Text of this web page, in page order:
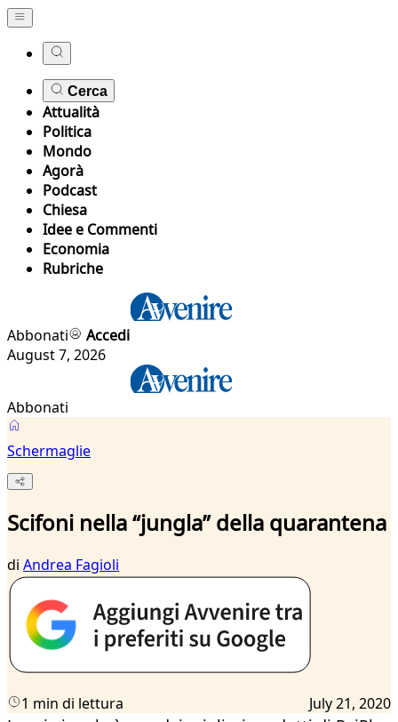
Cerca
Attualità
Politica
Mondo
Agorà
Podcast
Chiesa
Idee e Commenti
Economia
Rubriche
Abbonati
Accedi
August 7, 2026
Abbonati
Schermaglie
Scifoni nella “jungla” della quarantena
di Andrea Fagioli
1 min di lettura July 21, 2020